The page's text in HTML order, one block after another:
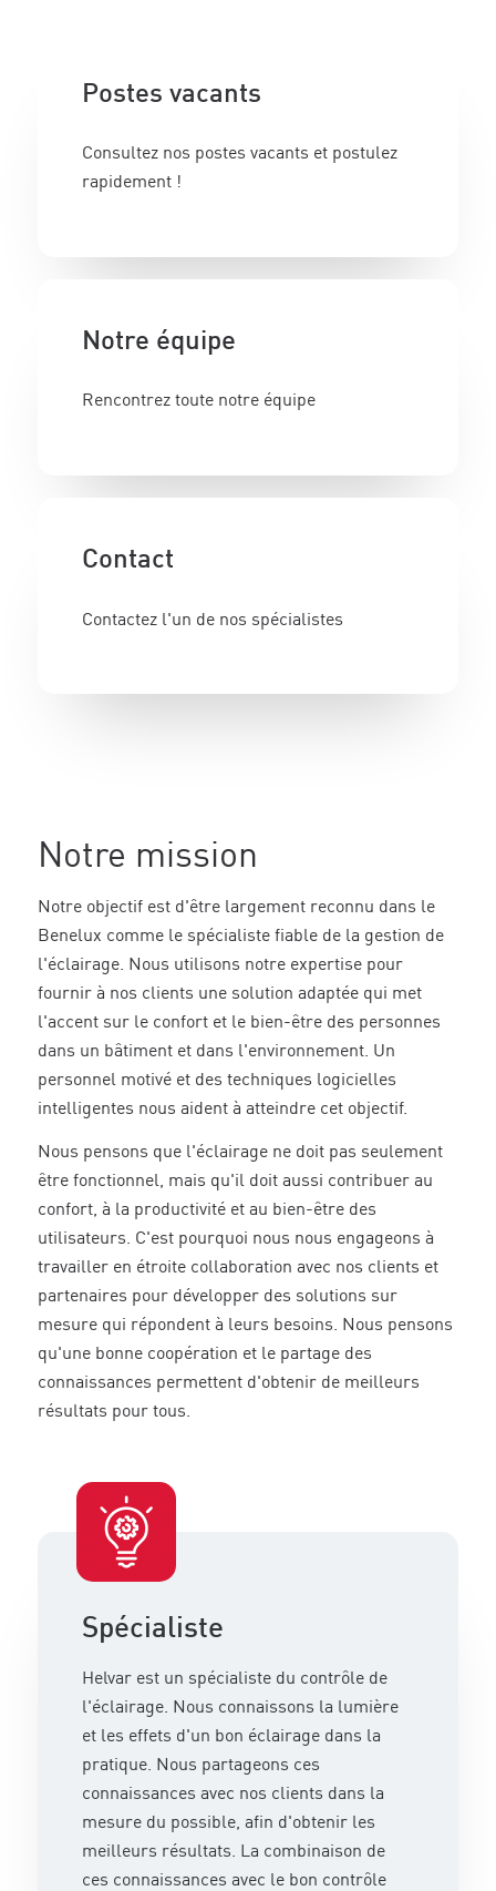
Postes vacants
Consultez nos postes vacants et postulez
rapidement !
Notre équipe
Rencontrez toute notre équipe
Contact
Contactez l'un de nos spécialistes
Notre mission
Notre objectif est d'être largement reconnu dans le
Benelux comme le spécialiste fiable de la gestion de
l'éclairage. Nous utilisons notre expertise pour
fournir à nos clients une solution adaptée qui met
l'accent sur le confort et le bien-être des personnes
dans un bâtiment et dans l'environnement. Un
personnel motivé et des techniques logicielles
intelligentes nous aident à atteindre cet objectif.
Nous pensons que l'éclairage ne doit pas seulement
être fonctionnel, mais qu'il doit aussi contribuer au
confort, à la productivité et au bien-être des
utilisateurs. C'est pourquoi nous nous engageons à
travailler en étroite collaboration avec nos clients et
partenaires pour développer des solutions sur
mesure qui répondent à leurs besoins. Nous pensons
qu'une bonne coopération et le partage des
connaissances permettent d'obtenir de meilleurs
résultats pour tous.
Spécialiste
Helvar est un spécialiste du contrôle de
l'éclairage. Nous connaissons la lumière
et les effets d'un bon éclairage dans la
pratique. Nous partageons ces
connaissances avec nos clients dans la
mesure du possible, afin d'obtenir les
meilleurs résultats. La combinaison de
ces connaissances avec le bon contrôle